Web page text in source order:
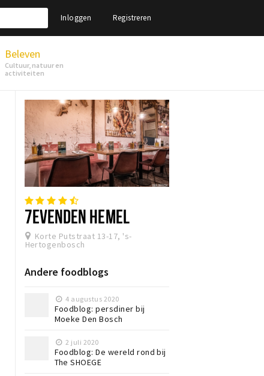
Inloggen Registreren
Beleven
Cultuur, natuur en
activiteiten
7EVENDEN HEMEL
Korte Putstraat 13-17, 's-
Hertogenbosch
Andere foodblogs
4 augustus 2020
Foodblog: persdiner bij
Moeke Den Bosch
2 juli 2020
Foodblog: De wereld rond bij
The SHOEGE